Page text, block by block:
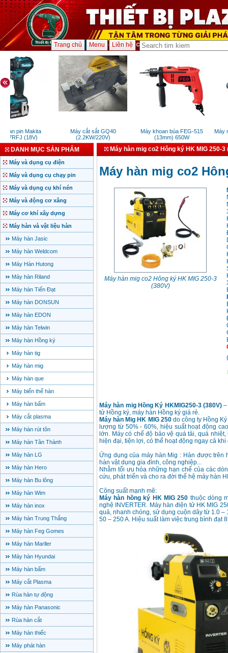
Trang chủ Menu Liên hệ
pin Makita
(18V)
Máy cắt sắt GQ40
(2.2KW/220V)
Máy khoan búa FEG-515
(13mm) 650W
Máy
DANH MỤC SẢN PHẨM
Máy và dụng cụ điện
Máy và dụng cụ chạy pin
Máy và dụng cụ khí nén
Máy và động cơ xăng
Máy cơ khí xây dựng
Máy hàn và vật liệu hàn
Máy hàn Jasic
Máy hàn Weldcom
Máy Hàn Hutong
Máy hàn Riland
Máy hàn Tiến Đạt
Máy hàn DONSUN
Máy hàn EDON
Máy hàn Telwin
Máy hàn Hồng ký
Máy hàn tig
Máy hàn mig
Máy hàn que
Máy biến thế hàn
Máy hàn bấm
Máy cắt plasma
Máy hàn rút tôn
Máy hàn Tân Thành
Máy hàn LG
Máy hàn Hero
Máy hàn Bu lông
Máy hàn Wim
Máy hàn inox
Máy hàn Trung Thắng
Máy hàn Feg Gomes
Máy hàn Marller
Máy hàn Hyundai
Máy hàn bấm
Máy cắt Plasma
Rùa hàn tự động
Máy hàn Panasonic
Rùa hàn cắt
Máy hàn thiếc
Máy phát hàn
Máy hàn mig co2 Hông ký HK MIG 250-3
Máy hàn mig co2
Máy hàn mig co2 Hông ký HK MIG 250-3
(380V)
(
Máy hàn mig Hồng Ký HKMIG250-3 (380V)
tử Hồng ký, máy hàn Hồng ký giá rẻ.
Máy hàn Mig HK MIG 250do công ty Hồng
lượng từ 50% - 60%, hiệu suất hoạt động
lớn. Máy có chế độ bảo vệ quá tải, quá
hiện đại, tiện lợi, có thể hoạt động ngay cả
Ứng dụng của máy hàn Mig : Hàn được trên
hàn vật dụng gia đình, công nghiệp...
Nhằm tối ưu hóa những hạn chế của các
cứu, phát triển và cho ra đời thế hệ máy hàn
Công suất mạnh mẽ:
Máy hàn hồng ký HK MIG 250 thuộc dòng
nghệ INVERTER. Máy hàn điện tử HK MIG
quả, nhanh chóng, sử dụng cuộn dây từ 1.0
50 – 250 A. Hiệu suất làm việc trung bình đạt